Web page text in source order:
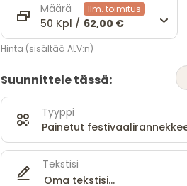
Määrä
50 Kpl /
Ilm. toimitus
62,00 €
Hinta (sisältää ALV:n)
Suunnittele tässä:
Tyyppi
Painetut
Tekstisi